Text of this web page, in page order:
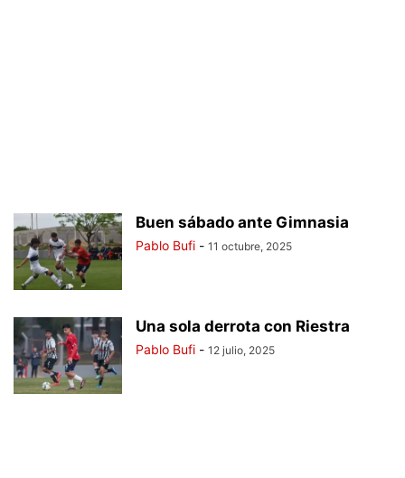
Buen sábado ante Gimnasia
Pablo Bufi - 11 octubre, 2025
Una sola derrota con Riestra
Pablo Bufi - 12 julio, 2025